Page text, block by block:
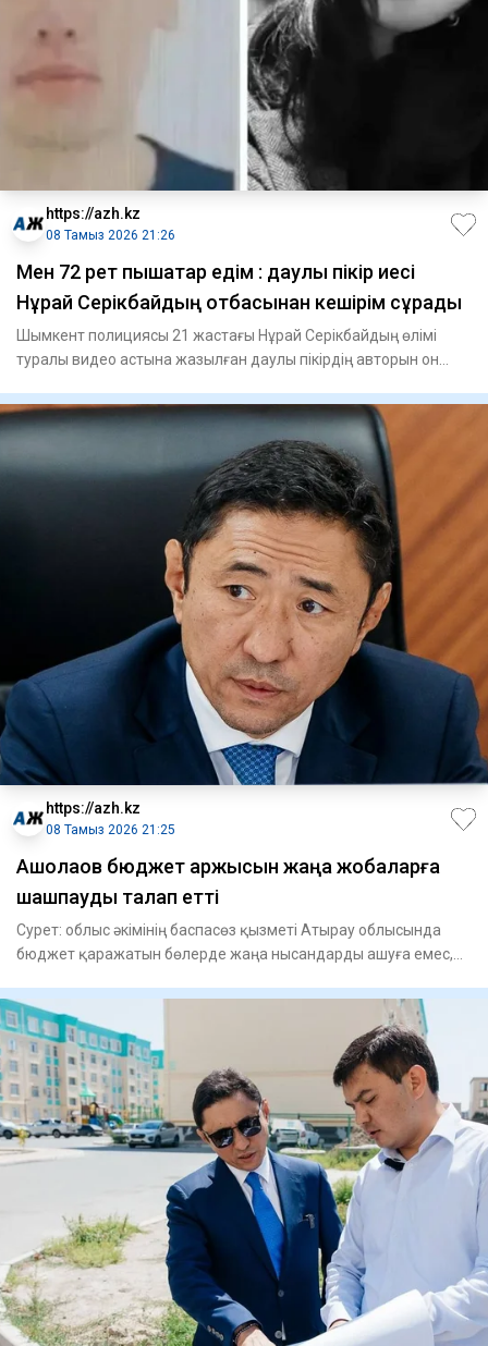
https://azh.kz
08 Тамыз 2026 21:26
Мен 72 рет пышақтар едім : даулы пікір иесі
Нұрай Серікбайдың отбасынан кешірім сұрады
Шымкент полициясы 21 жастағы Нұрай Серікбайдың өлімі
туралы видео астына жазылған даулы пікірдің авторын он
https://azh.kz
08 Тамыз 2026 21:25
Ақшолақов бюджет қаржысын жаңа жобаларға
шашпауды талап етті
Сурет: облыс әкімінің баспасөз қызметі Атырау облысында
бюджет қаражатын бөлерде жаңа нысандарды ашуға емес,